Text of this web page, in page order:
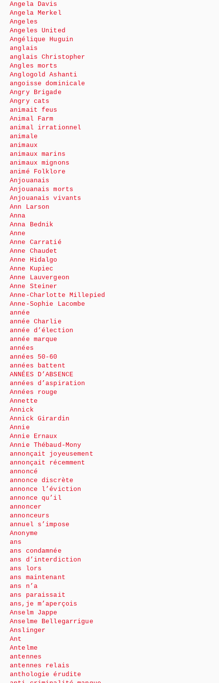
Angela Davis
Angela Merkel
Angeles
Angeles United
Angélique Huguin
anglais
anglais Christopher
Angles morts
Anglogold Ashanti
angoisse dominicale
Angry Brigade
Angry cats
animait feus
Animal Farm
animal irrationnel
animale
animaux
animaux marins
animaux mignons
animé Folklore
Anjouanais
Anjouanais morts
Anjouanais vivants
Ann Larson
Anna
Anna Bednik
Anne
Anne Carratié
Anne Chaudet
Anne Hidalgo
Anne Kupiec
Anne Lauvergeon
Anne Steiner
Anne-Charlotte Millepied
Anne-Sophie Lacombe
année
année Charlie
année d’élection
année marque
années
années 50-60
années battent
ANNÉES D’ABSENCE
années d’aspiration
Années rouge
Annette
Annick
Annick Girardin
Annie
Annie Ernaux
Annie Thébaud-Mony
annonçait joyeusement
annonçait récemment
annoncé
annonce discrète
annonce l’éviction
annonce qu’il
annoncer
annonceurs
annuel s’impose
Anonyme
ans
ans condamnée
ans d’interdiction
ans lors
ans maintenant
ans n’a
ans paraissait
ans,je m’aperçois
Anselm Jappe
Anselme Bellegarrigue
Anslinger
Ant
Antelme
antennes
antennes relais
anthologie érudite